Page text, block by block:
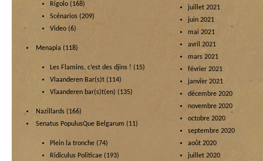
Rigolo (168)
Scénarios (209)
Video (6)
Menapia (118)
Les Flamins, c’est des djins ! (15)
Vlaanderen Bar(s)t (114)
Vlaanderen bar(s)t(en) (135)
Nazillards (166)
Senatus PopulusQue Belgarum (11)
Plein la tronche (74)
Ridiculus Politicae (193)
juillet 2021
juin 2021
mai 2021
avril 2021
mars 2021
février 2021
janvier 2021
décembre 2020
novembre 2020
octobre 2020
septembre 2020
août 2020
juillet 2020